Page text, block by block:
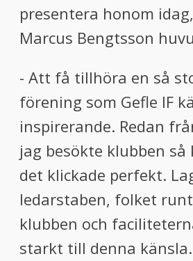
presentera honom
Marcus Bengtsson
- Att få tillhöra en så
förening som Gefle IF
inspirerande. Redan
jag besökte klubben
det klickade perfekt.
ledarstaben, folket
klubben och
starkt till denna